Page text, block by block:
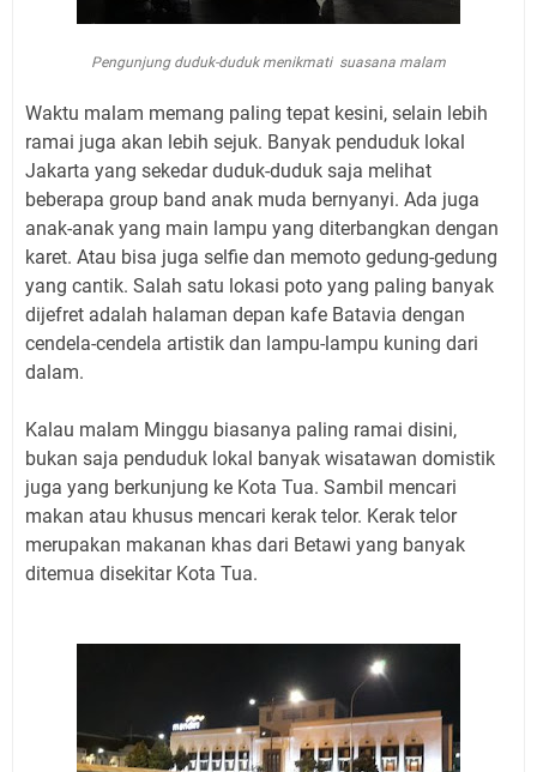
Pengunjung duduk-duduk menikmati suasana malam
Waktu malam memang paling tepat kesini, selain lebih
ramai juga akan lebih sejuk. Banyak penduduk lokal
Jakarta yang sekedar duduk-duduk saja melihat
beberapa group band anak muda bernyanyi. Ada juga
anak-anak yang main lampu yang diterbangkan dengan
karet. Atau bisa juga selfie dan memoto gedung-gedung
yang cantik. Salah satu lokasi poto yang paling banyak
dijefret adalah halaman depan kafe Batavia dengan
cendela-cendela artistik dan lampu-lampu kuning dari
dalam.
Kalau malam Minggu biasanya paling ramai disini,
bukan saja penduduk lokal banyak wisatawan domistik
juga yang berkunjung ke Kota Tua. Sambil mencari
makan atau khusus mencari kerak telor. Kerak telor
merupakan makanan khas dari Betawi yang banyak
ditemua disekitar Kota Tua.